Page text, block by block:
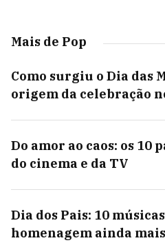
Mais de Pop
Como surgiu o Dia das
origem da celebração
Do amor ao caos: os 10
do cinema e da TV
Dia dos Pais: 10
homenagem ainda